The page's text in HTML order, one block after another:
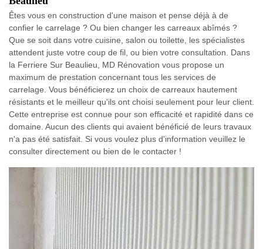
Êtes vous en construction d'une maison et pense déjà à de
confier le carrelage ? Ou bien changer les carreaux abîmés ?
Que se soit dans votre cuisine, salon ou toilette, les spécialistes
attendent juste votre coup de fil, ou bien votre consultation. Dans
la Ferriere Sur Beaulieu, MD Rénovation vous propose un
maximum de prestation concernant tous les services de
carrelage. Vous bénéficierez un choix de carreaux hautement
résistants et le meilleur qu'ils ont choisi seulement pour leur client.
Cette entreprise est connue pour son efficacité et rapidité dans ce
domaine. Aucun des clients qui avaient bénéficié de leurs travaux
n'a pas été satisfait. Si vous voulez plus d'information veuillez le
consulter directement ou bien de le contacter !